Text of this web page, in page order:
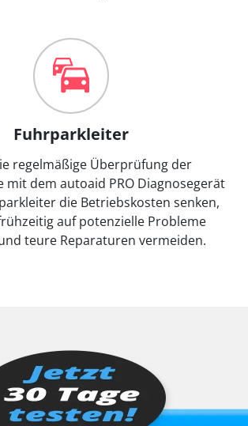
Fuhrparkleiter
regelmäßige Überprüfung der
mit dem autoaid PRO Diagnosegerät
die Betriebskosten senken,
auf potenzielle Probleme
teure Reparaturen vermeiden.